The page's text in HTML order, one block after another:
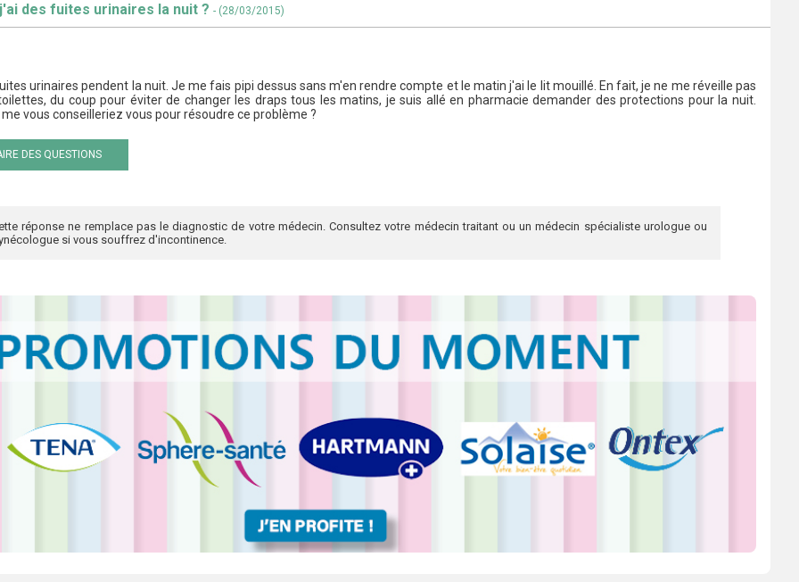
des fuites urinaires la nuit ? - (28/03/2015)
urinaires pendent la nuit. Je me fais pipi dessus sans m'en rendre compte et le matin j'ai le lit mouillé. En fait, je ne me réveille pas
du coup pour éviter de changer les draps tous les matins, je suis allé en pharmacie demander des protections pour la nuit.
vous conseilleriez vous pour résoudre ce problème ?
DES QUESTIONS
réponse ne remplace pas le diagnostic de votre médecin. Consultez votre médecin traitant ou un médecin spécialiste urologue ou
si vous souffrez d'incontinence.